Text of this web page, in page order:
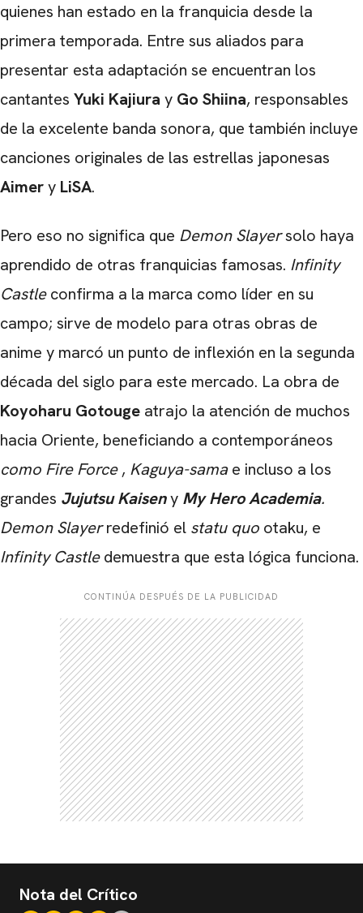
quienes han estado en la franquicia desde la
primera temporada. Entre sus aliados para
presentar esta adaptación se encuentran los
cantantes Yuki Kajiura y Go Shiina, responsables
de la excelente banda sonora, que también incluye
canciones originales de las estrellas japonesas
Aimery LiSA.
Pero eso no significa que Demon Slayersolo haya
aprendido de otras franquicias famosas. Infinity
Castleconfirma a la marca como líder en su
campo; sirve de modelo para otras obras de
anime y marcó un punto de inflexión en la segunda
década del siglo para este mercado. La obra de
Koyoharu Gotouge atrajo la atención de muchos
hacia Oriente, beneficiando a contemporáneos
como Fire Force, Kaguya-samae incluso a los
grandes Jujutsu Kaiseny My Hero Academia.
Demon Slayerredefinió el statu quo otaku, e
Infinity Castledemuestra que esta lógica funciona.
CONTINÚA DESPUÉS DE LA PUBLICIDAD
Nota del Crítico